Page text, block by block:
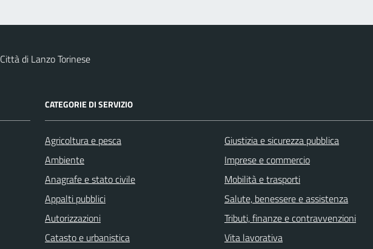
Città di Lanzo Torinese
CATEGORIE DI SERVIZIO
Agricoltura e pesca
Ambiente
Anagrafe e stato civile
Appalti pubblici
Autorizzazioni
Catasto e urbanistica
Giustizia e sicurezza pubblica
Imprese e commercio
Mobilità e trasporti
Salute, benessere e assistenza
Tributi, finanze e contravvenzioni
Vita lavorativa